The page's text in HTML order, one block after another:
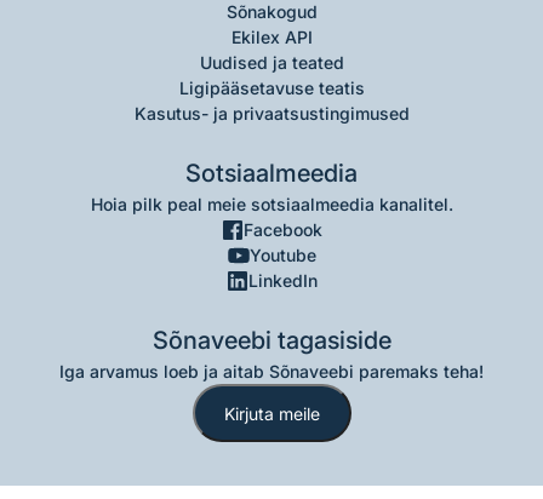
Sõnakogud
Ekilex API
Uudised ja teated
Ligipääsetavuse teatis
Kasutus- ja privaatsustingimused
Sotsiaalmeedia
Hoia pilk peal meie sotsiaalmeedia kanalitel.
Facebook
Youtube
LinkedIn
Sõnaveebi tagasiside
Iga arvamus loeb ja aitab Sõnaveebi paremaks teha!
Kirjuta meile